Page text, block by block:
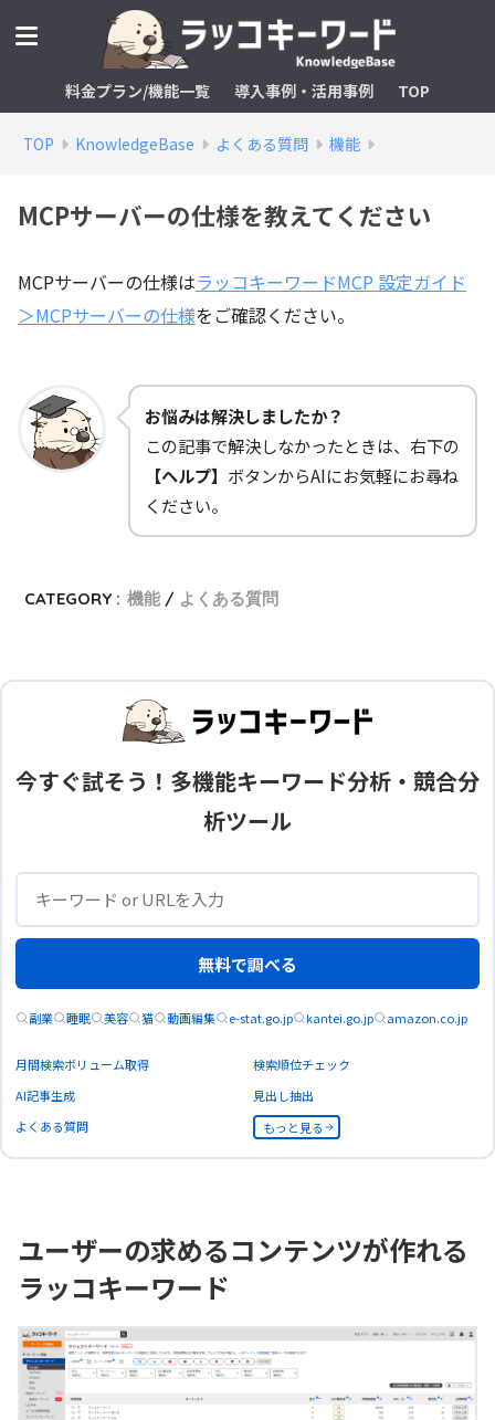
料金プラン/機能一覧 導入事例・活用事例 TOP
TOP KnowledgeBase よくある質問 機能
MCPサーバーの仕様を教えてください
MCPサーバーの仕様はラッコキーワードMCP 設定ガイド
＞MCPサーバーの仕様をご確認ください。
お悩みは解決しましたか？
この記事で解決しなかったときは、右下の
【ヘルプ】 ボタンからAIにお気軽にお尋ね
ください。
CATEGORY : 機能 よくある質問
今すぐ試そう！多機能キーワード分析・競合分
析ツール
無料で調べる
副業 睡眠 美容 猫 動画編集 e-stat.go.jp kantei.go.jp amazon.co.jp
月間検索ボリューム取得
検索順位チェック
AI記事生成
見出し抽出
よくある質問
もっと見る
ユーザーの求めるコンテンツが作れる
ラッコキーワード